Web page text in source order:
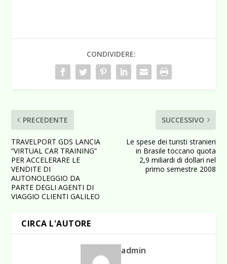
CONDIVIDERE:
PRECEDENTE
TRAVELPORT GDS LANCIA
“VIRTUAL CAR TRAINING”
PER ACCELERARE LE
VENDITE DI
AUTONOLEGGIO DA
PARTE DEGLI AGENTI DI
VIAGGIO CLIENTI GALILEO
SUCCESSIVO
Le spese dei turisti stranieri
in Brasile toccano quota
2,9 miliardi di dollari nel
primo semestre 2008
CIRCA L'AUTORE
admin